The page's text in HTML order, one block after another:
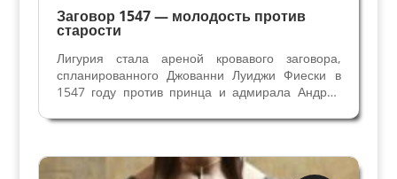
Заговор 1547 — молодость против
старости
Лигурия стала ареной кровавого заговора,
спланированного Джованни Луиджи Фиески в
1547 году против принца и адмирала Андреа
ставшего известным в походах против
влиятельные генуэзские семьи...